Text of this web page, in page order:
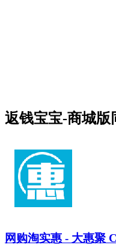
返钱宝宝-商城版
网购淘实惠 - 大惠聚